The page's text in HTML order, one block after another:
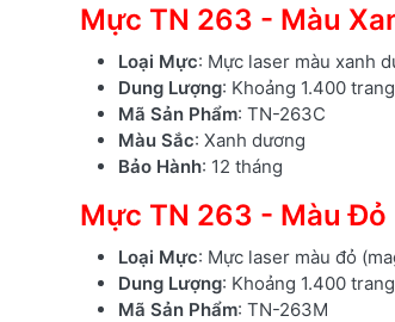
Mực TN 263 - Màu
Loại Mực: Mực laser màu xanh
Dung Lượng: Khoảng 1.400
Mã Sản Phẩm: TN-263C
Màu Sắc: Xanh dương
Bảo Hành: 12 tháng
Mực TN 263 - Màu Đỏ
Loại Mực: Mực laser màu đỏ
Dung Lượng: Khoảng 1.400
Mã Sản Phẩm: TN-263M